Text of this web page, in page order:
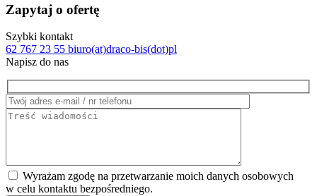
Zapytaj o ofertę
Szybki kontakt
62 767 23 55 biuro(at)draco-bis(dot)pl
Napisz do nas
Wyrażam zgodę na przetwarzanie moich danych osobowych
w celu kontaktu bezpośredniego.